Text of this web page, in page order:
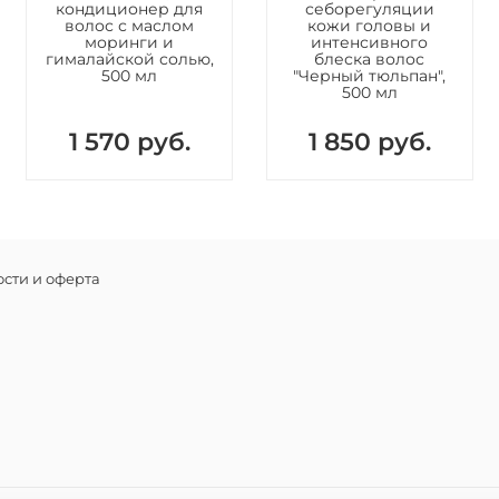
Extract,
(Witch
EDTA,
кондиционер для
волос с маслом
моринги и
гималайской солью,
500 мл
1 570 руб.
себорегуляции
кожи головы и
интенсивного
блеска волос
"Черный тюльпан",
500 мл
1 850 руб.
и оферта